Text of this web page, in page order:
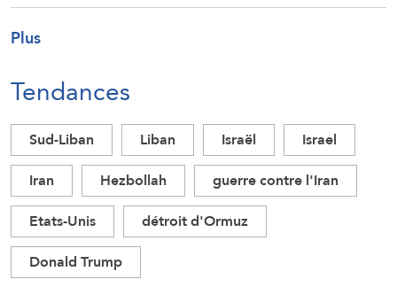
Plus
Tendances
Sud-Liban Liban Israël
Israel
Iran
Hezbollah
guerre contre l'Iran
Etats-Unis
détroit d'Ormuz
Donald Trump